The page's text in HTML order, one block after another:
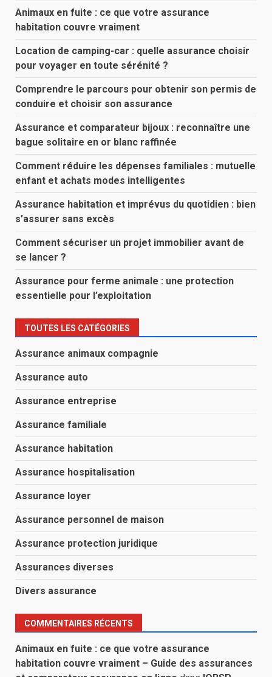
Animaux en fuite : ce que votre assurance
habitation couvre vraiment
Location de camping-car : quelle assurance choisir
pour voyager en toute sérénité ?
Comprendre le parcours pour obtenir son permis de
conduire et choisir son assurance
Assurance et comparateur bijoux : reconnaître une
bague solitaire en or blanc raffinée
Comment réduire les dépenses familiales : mutuelle
enfant et achats modes intelligentes
Assurance habitation et imprévus du quotidien : bien
s’assurer sans excès
Comment sécuriser un projet immobilier avant de
se lancer ?
Assurance pour ferme animale : une protection
essentielle pour l’exploitation
TOUTES LES CATÉGORIES
Assurance animaux compagnie
Assurance auto
Assurance entreprise
Assurance familiale
Assurance habitation
Assurance hospitalisation
Assurance loyer
Assurance personnel de maison
Assurance protection juridique
Assurances diverses
Divers assurance
COMMENTAIRES RÉCENTS
Animaux en fuite : ce que votre assurance
habitation couvre vraiment – Guide des assurances